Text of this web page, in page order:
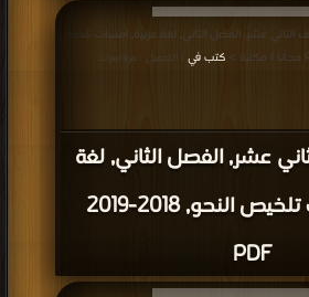
عشر, الفصل الثاني, لغة
عربية, امسات تلخيص النحو, 2018-2019
PDF
عشر, الفصل الثاني, لغة عربية, امسات تلخيص
كتب في | التحميل : مرة/مرات